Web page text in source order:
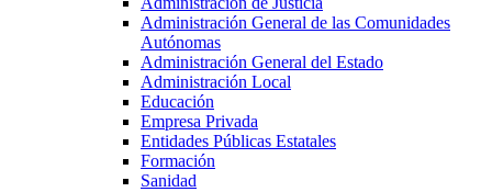
Administración General de las Comunidades
Autónomas
Administración General del Estado
Administración Local
Educación
Empresa Privada
Entidades Públicas Estatales
Formación
Sanidad